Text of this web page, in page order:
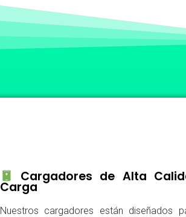
Cargadores de Alta
Carga
Nuestros cargadores están diseñados